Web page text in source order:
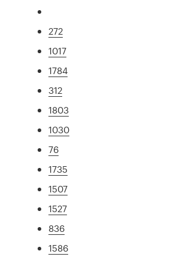
272
1017
1784
312
1803
1030
76
1735
1507
1527
836
1586